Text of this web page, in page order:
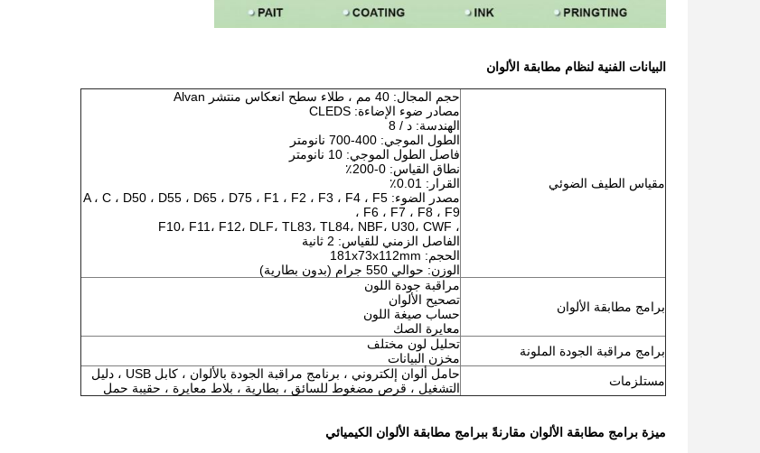
البيانات الفنية لنظام مطابقة الألوان
مقياس الطيف الضوئي
حجم المجال: 40 مم ، طلاء سطح انعكاس منتشر Alvan
مصادر ضوء الإضاءة: CLEDS
الهندسة: د / 8
الطول الموجي: 400-700 نانومتر
فاصل الطول الموجي: 10 نانومتر
نطاق القياس: 0-200٪
القرار: 0.01٪
مصدر الضوء: A ، C ، D50 ، D55 ، D65 ، D75 ، F1 ، F2 ، F3 ، F4 ، F5
، F6 ، F7 ، F8 ، F9
، F10، F11، F12، DLF، TL83، TL84، NBF، U30، CWF
الفاصل الزمني للقياس: 2 ثانية
الحجم: 181x73x112mm
الوزن: حوالي 550 جرام (بدون بطارية)
برامج مطابقة الألوان
مراقبة جودة اللون
تصحيح الألوان
حساب صيغة اللون
معايرة الصك
برامج مراقبة الجودة الملونة
تحليل لون مختلف
مخزن البيانات
مستلزمات
حامل ألوان إلكتروني ، برنامج مراقبة الجودة بالألوان ، كابل USB ، دليل
التشغيل ، قرص مضغوط للسائق ، بطارية ، بلاط معايرة ، حقيبة حمل
ميزة برامج مطابقة الألوان مقارنةً ببرامج مطابقة الألوان الكيميائي